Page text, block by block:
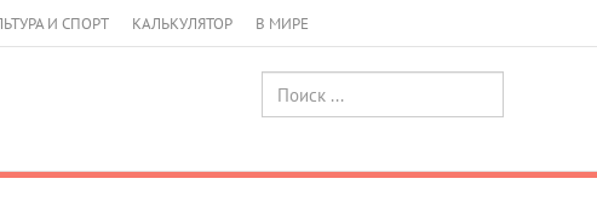
И СПОРТ КАЛЬКУЛЯТОР В МИРЕ